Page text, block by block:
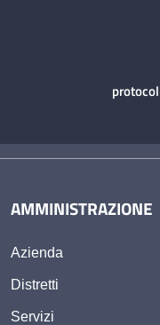
AMMINISTRAZIONE
Azienda
Distretti
Servizi